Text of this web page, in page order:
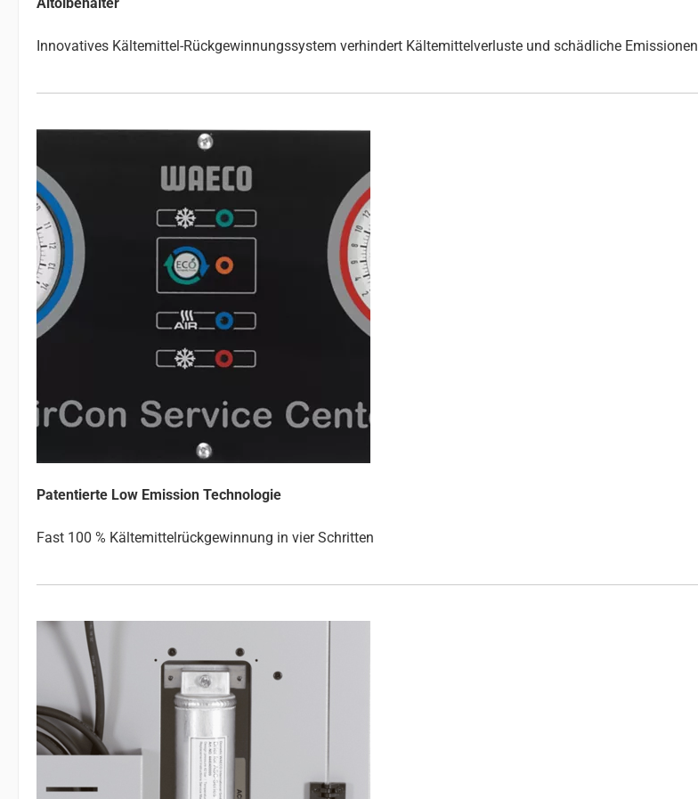
Innovatives Kältemittel-Rückgewinnungssystem verhindert Kältemittelverluste und schädliche Emissionen
Patentierte Low Emission Technologie
Fast 100 % Kältemittelrückgewinnung in vier Schritten